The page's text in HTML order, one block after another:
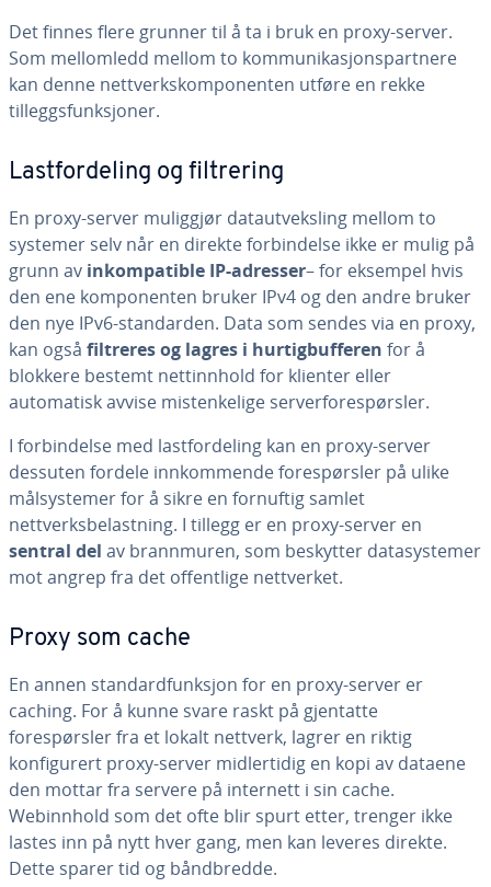
Det finnes flere grunner til å ta i bruk en proxy-server.
Som mellomledd mellom to kommunikasjonspartnere
kan denne nettverkskomponenten utføre en rekke
tilleggsfunksjoner.
Lastfordeling og filtrering
En proxy-server muliggjør datautveksling mellom to
systemer selv når en direkte forbindelse ikke er mulig på
grunn av inkompatible IP-adresser– for eksempel hvis
den ene komponenten bruker IPv4 og den andre bruker
den nye IPv6-standarden. Data som sendes via en proxy,
kan også filtreres og lagres i hurtigbufferen for å
blokkere bestemt nettinnhold for klienter eller
automatisk avvise mistenkelige serverforespørsler.
I forbindelse med lastfordeling kan en proxy-server
dessuten fordele innkommende forespørsler på ulike
målsystemer for å sikre en fornuftig samlet
nettverksbelastning. I tillegg er en proxy-server en
sentral del av brannmuren, som beskytter datasystemer
mot angrep fra det offentlige nettverket.
Proxy som cache
En annen standardfunksjon for en proxy-server er
caching. For å kunne svare raskt på gjentatte
forespørsler fra et lokalt nettverk, lagrer en riktig
konfigurert proxy-server midlertidig en kopi av dataene
den mottar fra servere på internett i sin cache.
Webinnhold som det ofte blir spurt etter, trenger ikke
lastes inn på nytt hver gang, men kan leveres direkte.
Dette sparer tid og båndbredde.